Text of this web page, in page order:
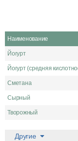
Наименование
Йогурт
Йогурт (средняя
Сметана
Сырный
Творожный
Другие